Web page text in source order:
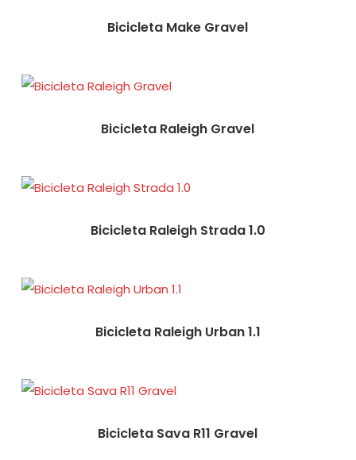
Bicicleta Make Gravel
Bicicleta Raleigh Gravel
Bicicleta Raleigh Strada 1.0
Bicicleta Raleigh Urban 1.1
Bicicleta Sava R11 Gravel